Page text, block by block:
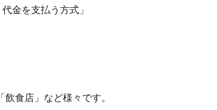
金を支払う方式」
食店」など様々です。